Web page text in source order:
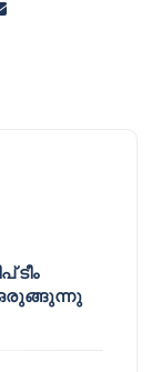
ടീം
ഒരുങ്ങുന്നു